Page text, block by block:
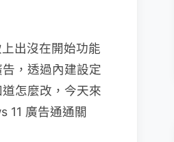
出沒在開始功能
，透過內建設定
怎麼改，今天來
11 廣告通通關